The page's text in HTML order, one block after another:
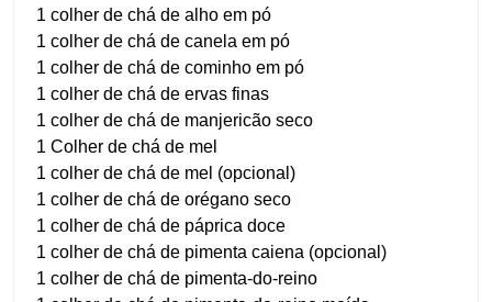
1 colher de chá de alho em pó
1 colher de chá de canela em pó
1 colher de chá de cominho em pó
1 colher de chá de ervas finas
1 colher de chá de manjericão seco
1 Colher de chá de mel
1 colher de chá de mel (opcional)
1 colher de chá de orégano seco
1 colher de chá de páprica doce
1 colher de chá de pimenta caiena (opcional)
1 colher de chá de pimenta-do-reino